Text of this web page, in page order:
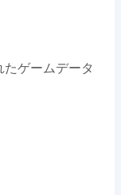
ゲームデータ